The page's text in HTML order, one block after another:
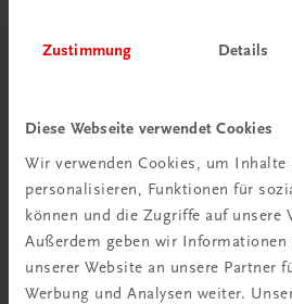
Zustimmung Details
Diese Webseite verwendet Cookies
Wir verwenden Cookies, um Inhalte
personalisieren, Funktionen für
können und die Zugriffe auf unsere
Außerdem geben wir Informationen
unserer Website an unsere Partner
Werbung und Analysen weiter.
Schon entdeckt?
Ratgeber Schulpraxis
Mehr dazu